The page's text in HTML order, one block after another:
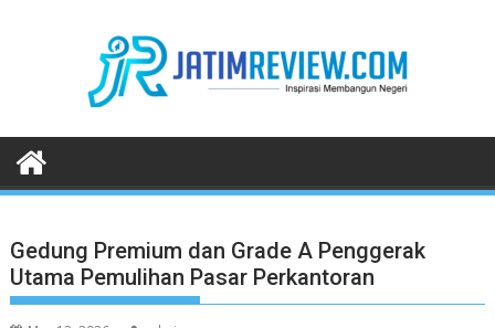
Gedung Premium dan Grade A Penggerak
Utama Pemulihan Pasar Perkantoran